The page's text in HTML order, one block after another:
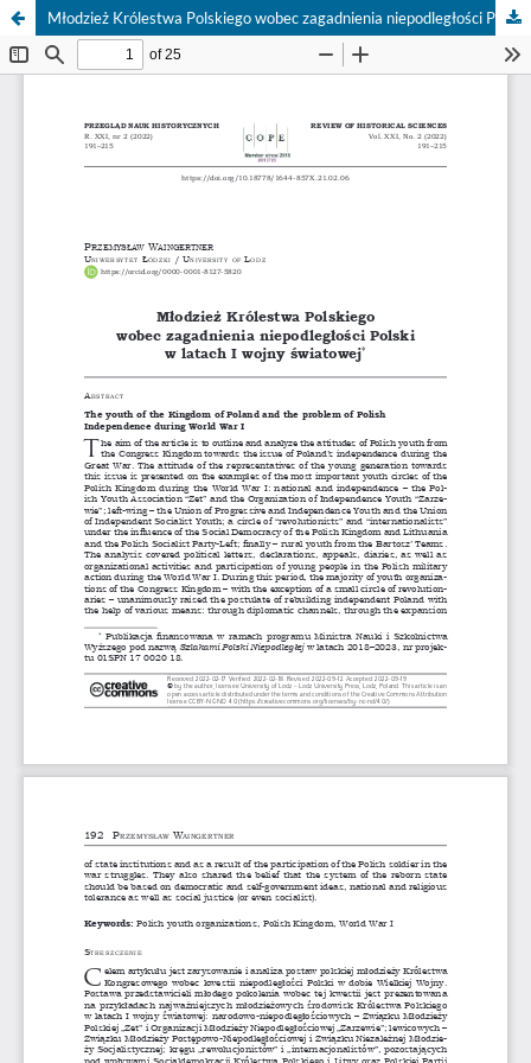
Młodzież Królestwa Polskiego wobec zagadnienia niepodległości Polski w latach I wojny światowej